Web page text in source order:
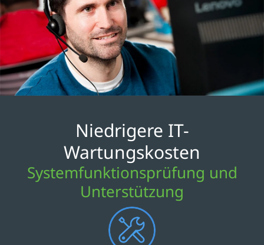
Niedrigere IT-
Wartungskosten
Systemfunktionsprüfung und
Unterstützung